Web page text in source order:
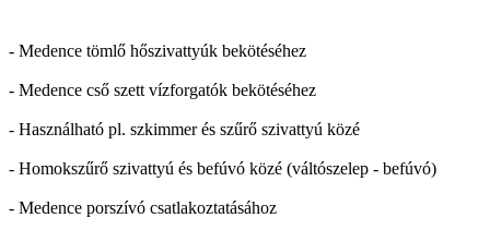
- Medence tömlő hőszivattyúk bekötéséhez
- Medence cső szett vízforgatók bekötéséhez
- Használható pl. szkimmer és szűrő szivattyú közé
- Homokszűrő szivattyú és befúvó közé (váltószelep - befúvó)
- Medence porszívó csatlakoztatásához